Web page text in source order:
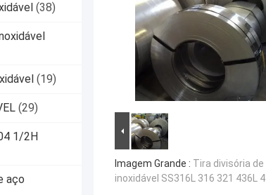
(38)
(19)
(29)
1/2H
aço
Imagem Grande : Tira divisória de
inoxidável SS316L 316 321 436L